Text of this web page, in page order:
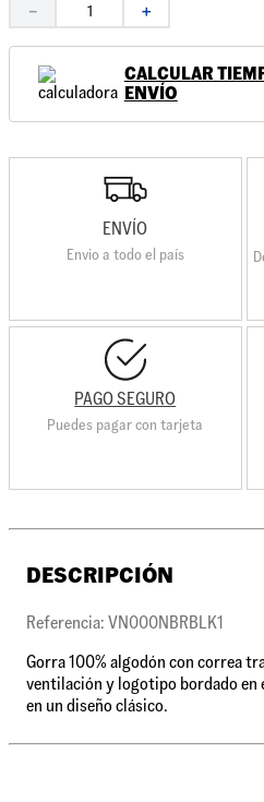
＋
－
CALCULAR
ENVÍO
ENVÍO
Envio a todo el país
PAGO SEGURO
Puedes pagar con tarjeta
DESCRIPCIÓN
Referencia: VN000NBRBLK1
Gorra 100% algodón con correa
ventilación y logotipo bordado
en un diseño clásico.